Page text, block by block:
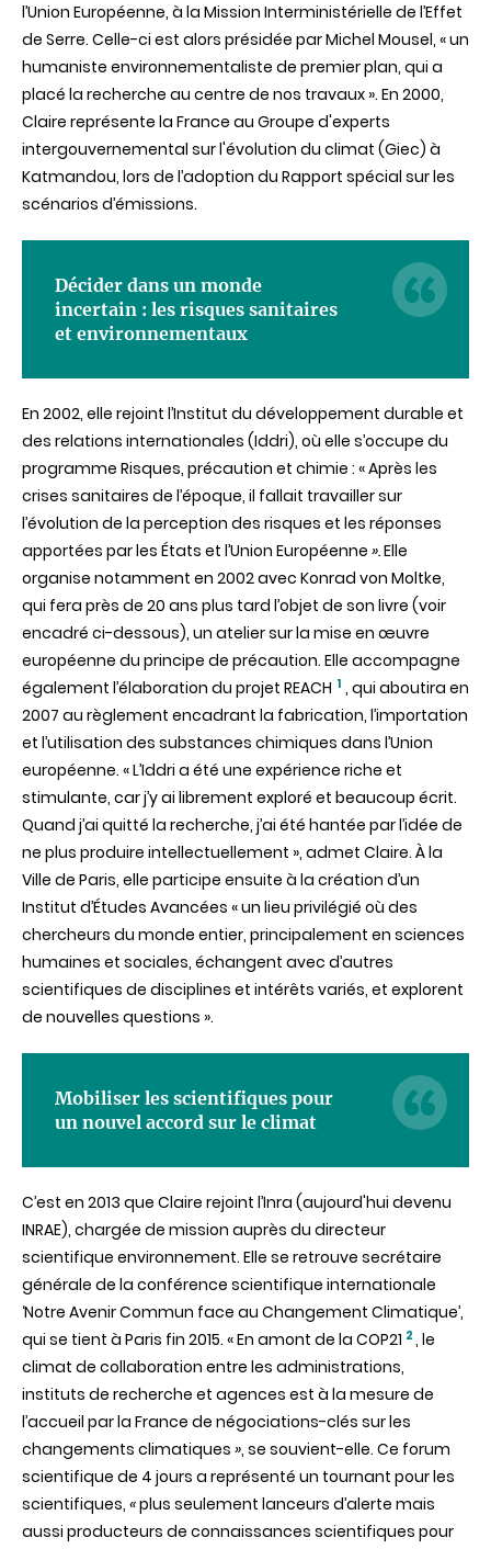
l’Union Européenne, à la Mission Interministérielle de l’Effet
de Serre. Celle-ci est alors présidée par Michel Mousel, « un
humaniste environnementaliste de premier plan, qui a
placé la recherche au centre de nos travaux ». En 2000,
Claire représente la France au Groupe d'experts
intergouvernemental sur l'évolution du climat (Giec) à
Katmandou, lors de l’adoption du Rapport spécial sur les
scénarios d’émissions.
Décider dans un monde
incertain : les risques sanitaires
et environnementaux
En 2002, elle rejoint l’Institut du développement durable et
des relations internationales (Iddri), où elle s’occupe du
programme Risques, précaution et chimie : « Après les
crises sanitaires de l’époque, il fallait travailler sur
l’évolution de la perception des risques et les réponses
apportées par les États et l’Union Européenne ».Elle
organise notamment en 2002 avec Konrad von Moltke,
qui fera près de 20 ans plus tard l’objet de son livre (voir
encadré ci-dessous), un atelier sur la mise en œuvre
européenne du principe de précaution. Elle accompagne
également l’élaboration du projet REACH 1 , qui aboutira en
2007 au règlement encadrant la fabrication, l’importation
et l’utilisation des substances chimiques dans l’Union
européenne. « L’Iddri a été une expérience riche et
stimulante, car j’y ai librement exploré et beaucoup écrit.
Quand j’ai quitté la recherche, j’ai été hantée par l’idée de
ne plus produire intellectuellement », admet Claire. À la
Ville de Paris, elle participe ensuite à la création d’un
Institut d’Études Avancées « un lieu privilégié où des
chercheurs du monde entier, principalement en sciences
humaines et sociales, échangent avec d’autres
scientifiques de disciplines et intérêts variés, et explorent
de nouvelles questions ».
Mobiliser les scientifiques pour
un nouvel accord sur le climat
C’est en 2013 que Claire rejoint l’Inra (aujourd'hui devenu
INRAE), chargée de mission auprès du directeur
scientifique environnement. Elle se retrouve secrétaire
générale de la conférence scientifique internationale
‘Notre Avenir Commun face au Changement Climatique’,
qui se tient à Paris fin 2015. « En amont de la COP21 2 , le
climat de collaboration entre les administrations,
instituts de recherche et agences est à la mesure de
l’accueil par la France de négociations-clés sur les
changements climatiques », se souvient-elle. Ce forum
scientifique de 4 jours a représenté un tournant pour les
scientifiques, «plus seulement lanceurs d’alerte mais
aussi producteurs de connaissances scientifiques pour